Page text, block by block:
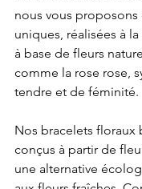
nous vous proposons
uniques, réalisées à
à base de fleurs
comme la rose rose,
tendre et de féminité.
Nos bracelets floraux
conçus à partir de
une alternative